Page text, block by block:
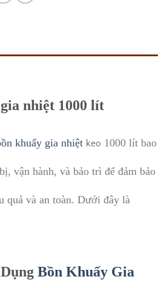
nhiệt 1000 lít
khuấy gia nhiệt keo 1000 lít bao
vận hành, và bảo trì để đảm bảo
quả và an toàn. Dưới đây là
Bồn Khuấy Gia